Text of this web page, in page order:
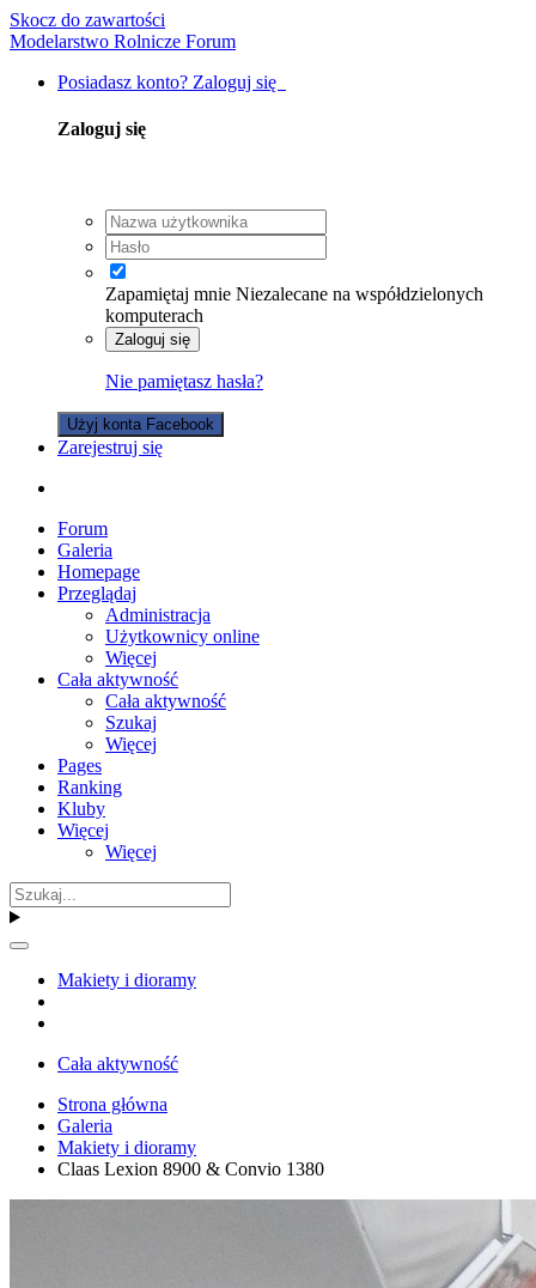
Skocz do zawartości
Modelarstwo Rolnicze Forum
Posiadasz konto? Zaloguj się
Zaloguj się
Zapamiętaj mnie Niezalecane na współdzielonych
komputerach
Zaloguj się
Nie pamiętasz hasła?
Użyj konta Facebook
Zarejestruj się
Forum
Galeria
Homepage
Przeglądaj
Administracja
Użytkownicy online
Więcej
Cała aktywność
Cała aktywność
Szukaj
Więcej
Pages
Ranking
Kluby
Więcej
Więcej
Makiety i dioramy
Cała aktywność
Strona główna
Galeria
Makiety i dioramy
Claas Lexion 8900 & Convio 1380